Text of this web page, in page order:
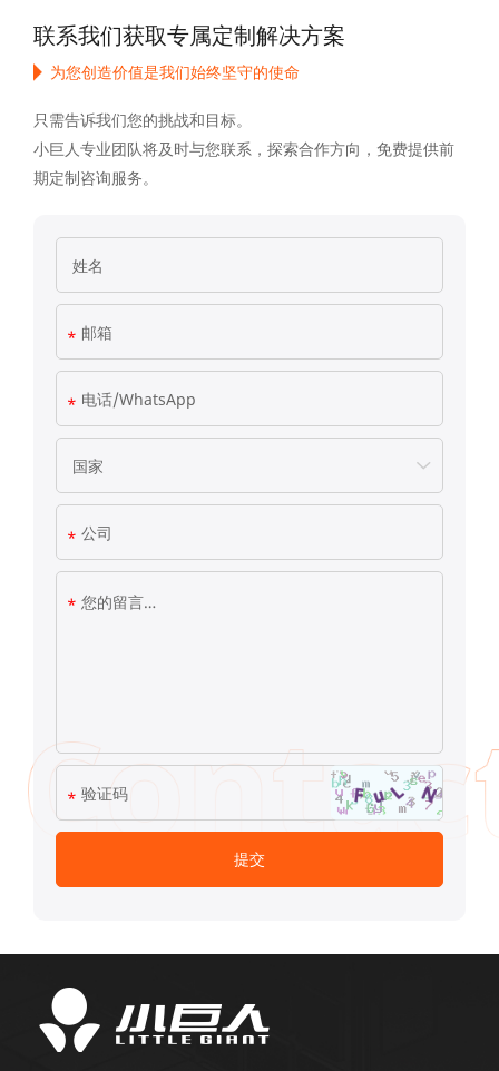
联系我们获取专属定制解决方案
为您创造价值是我们始终坚守的使命
只需告诉我们您的挑战和目标。
小巨人专业团队将及时与您联系，探索合作方向，免费提供前
期定制咨询服务。